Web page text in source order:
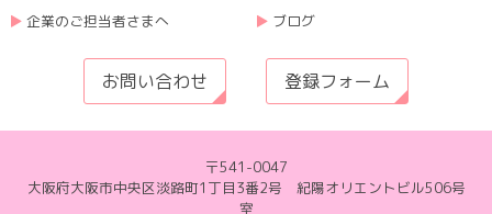
企業のご担当者さまへ
ブログ
お問い合わせ 登録フォーム
〒541-0047
大阪府大阪市中央区淡路町1丁目3番2号 紀陽オリエントビル506号
室